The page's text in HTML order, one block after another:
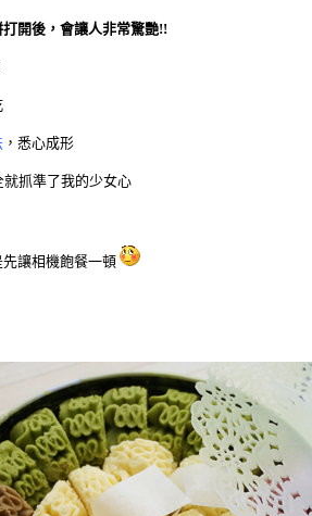
開後，會讓人非常驚艷!!
，悉心成形
就抓準了我的少女心
讓相機飽餐一頓